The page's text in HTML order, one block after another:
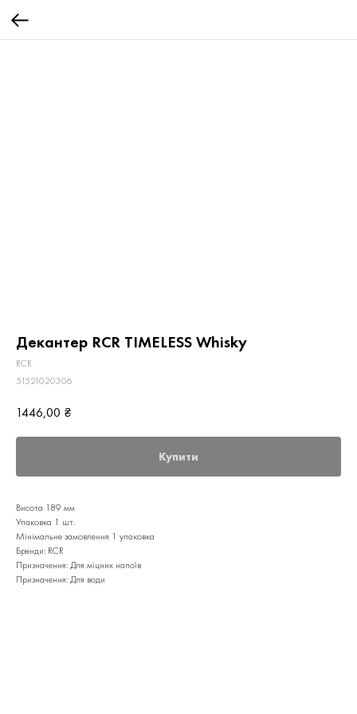
Декантер RCR TIMELESS Whisky
RCR
51521020306
1446,00 ₴
Купити
Висота 189 мм
Упаковка 1 шт.
Мінімальне замовлення 1 упаковка
Бренди: RCR
Призначення: Для міцних напоїв
Призначення: Для води